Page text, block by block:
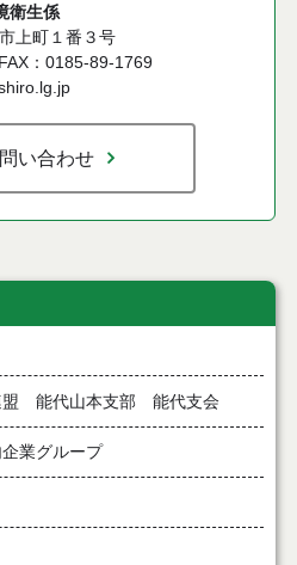
衛生係
上町１番３号
FAX：0185-89-1769
い合わせ
盟 能代山本支部 能代支会
業グループ